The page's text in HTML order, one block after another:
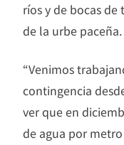
ríos y de bocas
de la urbe paceña.
“Venimos
contingencia
ver que en
de agua por